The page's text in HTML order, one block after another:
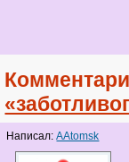
Написал:AAtomsk